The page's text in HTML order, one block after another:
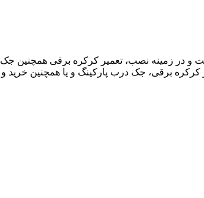
کهربادُر فعالیت خود را از سال 1388 شروع کرده است و در زمینه
برقی، جک درب پارکینگ و یا همچنین خرید و